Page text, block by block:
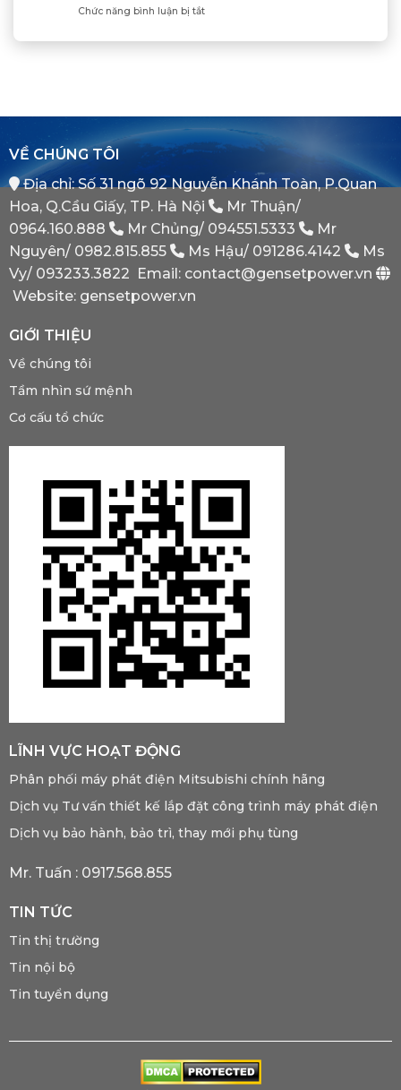
Khẳng
Vị
Của
Bình
Minh
Dầu
Xác
Điện
Chức năng bình luận bị tắtở
Điện
Tại
Sao
Phát
Dự
Phòng
Bắt
Phải
Có?
VỀ CHÚNG TÔI
Địa chỉ: Số 31 ngõ 92 Nguyễn Khánh Toàn, P.Quan
Hoa, Q.Cầu Giấy, TP. Hà Nội
Mr Thuận/
0964.160.888
Mr Chủng/ 094551.5333
Mr
Nguyên/ 0982.815.855 Ms Hậu/ 091286.4142
Ms
Vy/ 093233.3822 Email: contact@gensetpower.vn
Website: gensetpower.vn
GIỚI THIỆU
Về chúng tôi
Tầm nhìn sứ mệnh
Cơ cấu tổ chức
LĨNH VỰC HOẠT ĐỘNG
Phân phối máy phát điện Mitsubishi chính hãng
Dịch vụ Tư vấn thiết kế lắp đặt công trình máy phát điện
Dịch vụ bảo hành, bảo trì, thay mới phụ tùng
Mr. Tuấn : 0917.568.855
TIN TỨC
Tin thị trường
Tin nội bộ
Tin tuyển dụng